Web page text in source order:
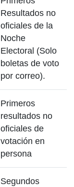
Resultados no
oficiales de la
Noche
Electoral (Solo
boletas de voto
por correo).
Primeros
resultados no
oficiales de
votación en
persona
Segundos